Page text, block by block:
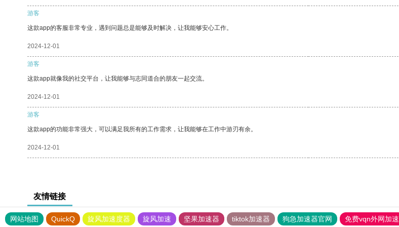
游客
这款app的客服非常专业，遇到问题总是能够及时解决，让我能够安心工作。
2024-12-01
游客
这款app就像我的社交平台，让我能够与志同道合的朋友一起交流。
2024-12-01
游客
这款app的功能非常强大，可以满足我所有的工作需求，让我能够在工作中游刃有余。
2024-12-01
友情链接
网站地图 QuickQ 旋风加速度器 旋风加速 坚果加速器 tiktok加速器 狗急加速器官网 免费vqn外网加速